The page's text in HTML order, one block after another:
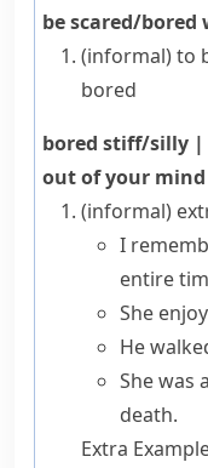
be scared/bored
(informal)to
bored
bored stiff/silly |
out of your mind
(informal)
I
entire
She
He
She was
death.
Extra